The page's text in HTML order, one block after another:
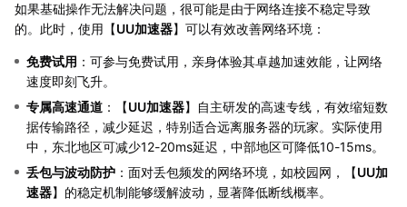
如果基础操作无法解决问题，很可能是由于网络连接不稳定导致
的。此时，使用【UU加速器】可以有效改善网络环境：
免费试用 ：可参与免费试用，亲身体验其卓越加速效能，让网络
速度即刻飞升。
专属高速通道 ：【UU加速器】自主研发的高速专线，有效缩短数
据传输路径，减少延迟，特别适合远离服务器的玩家。实际使用
中，东北地区可减少12-20ms延迟，中部地区可降低10-15ms。
丢包与波动防护 ：面对丢包频发的网络环境，如校园网，【UU加
速器】的稳定机制能够缓解波动，显著降低断线概率。